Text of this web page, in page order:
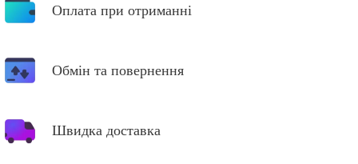
Оплата при отриманні
Обмін та повернення
Швидка доставка